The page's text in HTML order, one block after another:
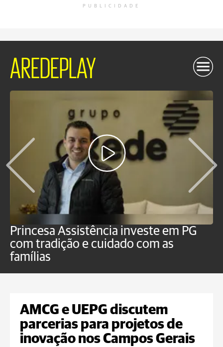
PUBLICIDADE
AREDEPLAY
Princesa Assistência investe em PG
com tradição e cuidado com as
famílias
AMCG e UEPG discutem
parcerias para projetos de
inovação nos Campos Gerais